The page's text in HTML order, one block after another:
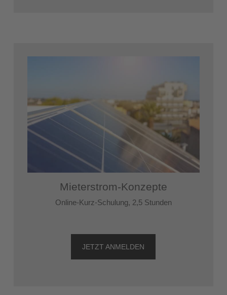
Mieterstrom-Konzepte
Online-Kurz-Schulung, 2,5 Stunden
JETZT ANMELDEN